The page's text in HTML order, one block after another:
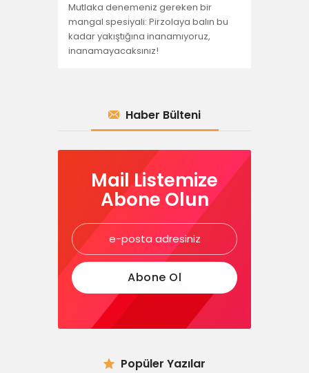
Mutlaka denemeniz gereken bir
mangal spesiyali: Pirzolaya balın bu
kadar yakıştığına inanamıyoruz,
inanamayacaksınız!
Haber Bülteni
Mail Listemize
Abone Olun
Popüler Yazılar